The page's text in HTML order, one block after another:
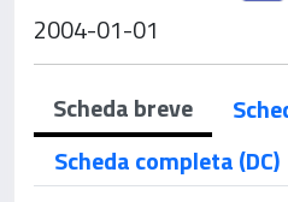
2004-01-01
Scheda breve
Scheda completa (DC)